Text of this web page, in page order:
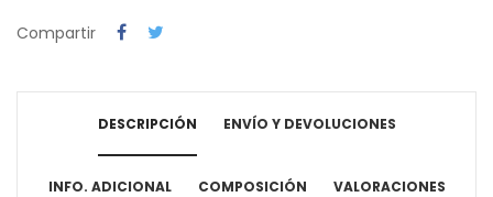
Compartir
DESCRIPCIÓN ENVÍO Y DEVOLUCIONES
INFO. ADICIONAL COMPOSICIÓN VALORACIONES